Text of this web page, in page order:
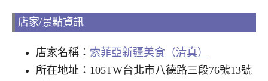
店家/景點資訊
店家名稱： 索菲亞新疆美食（清真）
所在地址：105TW台北市八德路三段76號13號